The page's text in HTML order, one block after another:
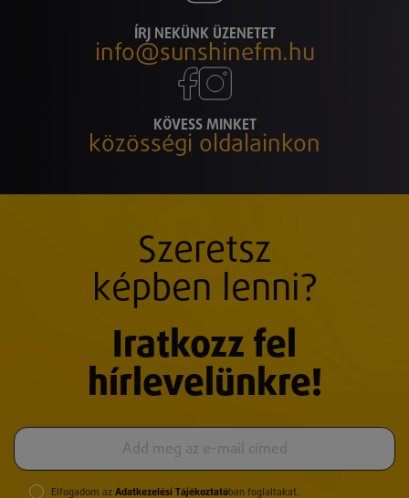
ÍRJ NEKÜNK ÜZENETET
info@sunshinefm.hu
KÖVESS MINKET
közösségi oldalainkon
Szeretsz
képben lenni?
Iratkozz fel
hírlevelünkre!
Elfogadom az Adatkezelési Tájékoztatóban foglaltakat.